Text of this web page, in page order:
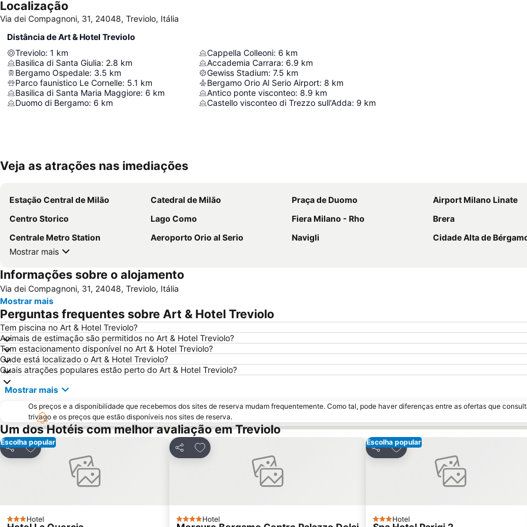
Localização
Via dei Compagnoni, 31, 24048, Treviolo, Itália
Distância de Art & Hotel Treviolo
Treviolo: 1 km
Basilica di Santa Giulia: 2.8 km
Bergamo Ospedale: 3.5 km
Parco faunistico Le Cornelle: 5.1 km
Basilica di Santa Maria Maggiore: 6 km
Duomo di Bergamo: 6 km
Cappella Colleoni: 6 km
Accademia Carrara: 6.9 km
Gewiss Stadium: 7.5 km
Bergamo Orio Al Serio Airport: 8 km
Antico ponte visconteo: 8.9 km
Castello visconteo di Trezzo sull'Adda: 9 km
Veja as atrações nas imediações
Estação Central de Milão Catedral de Milão Praça de Duomo
Airport Milano Linate
Centro Storico
Lago Como Fiera Milano - Rho
Brera
Centrale Metro Station
Aeroporto Orio al Serio Navigli
Cidade Alta de
Mostrar mais
Informações sobre o alojamento
Via dei Compagnoni, 31, 24048, Treviolo, Itália
Mostrar mais
Perguntas frequentes sobre Art & Hotel Treviolo
Tem piscina no Art & Hotel Treviolo?
Animais de estimação são permitidos no Art & Hotel Treviolo?
Tem estacionamento disponível no Art & Hotel Treviolo?
Onde está localizado o Art & Hotel Treviolo?
Quais atrações populares estão perto do Art & Hotel Treviolo?
Mostrar mais
Os preços e a disponibilidade que recebemos dos sites de reserva mudam frequentemente. Como tal, pode haver diferenças entre as ofertas que
trivago e os preços que estão disponíveis nos sites de reserva.
Um dos Hotéis com melhor avaliação em Treviolo
Escolha popular
Partilhar
Adicionar aos favoritos
3 Estrelas
Hotel
Partilhar
Adicionar aos favoritos
4 Estrelas
Hotel
Escolha popular
Partilhar
Adicionar aos favoritos
3 Estrelas
Hotel